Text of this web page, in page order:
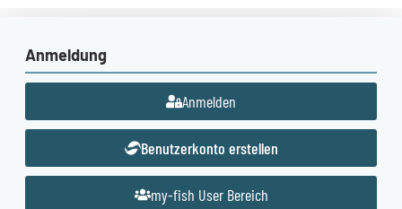
Anmeldung
Anmelden
Benutzerkonto erstellen
my-fish User Bereich